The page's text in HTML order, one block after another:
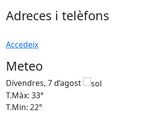
Adreces i telèfons
Accedeix
Meteo
Divendres, 7 d’agost
T.Màx: 33°
T.Min: 22°